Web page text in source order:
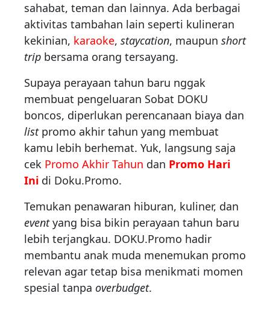
sahabat, teman dan lainnya. Ada berbagai
aktivitas tambahan lain seperti kulineran
kekinian, karaoke, staycation, maupun short
trip bersama orang tersayang.
Supaya perayaan tahun baru nggak
membuat pengeluaran Sobat DOKU
boncos, diperlukan perencanaan biaya dan
listpromo akhir tahun yang membuat
kamu lebih berhemat. Yuk, langsung saja
cek Promo Akhir Tahun dan Promo Hari
Ini di Doku.Promo.
Temukan penawaran hiburan, kuliner, dan
eventyang bisa bikin perayaan tahun baru
lebih terjangkau. DOKU.Promo hadir
membantu anak muda menemukan promo
relevan agar tetap bisa menikmati momen
spesial tanpa overbudget.